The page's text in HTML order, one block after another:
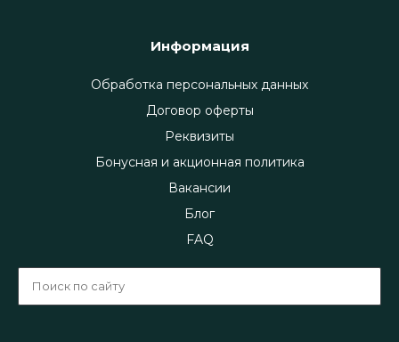
Информация
Обработка персональных данных
Договор оферты
Реквизиты
Бонусная и акционная политика
Вакансии
Блог
FAQ